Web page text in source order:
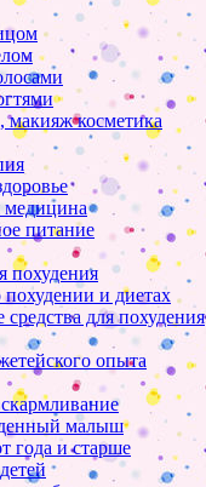
макияж косметика
медицина
питание
похудения
и диетах
для похудения
опыта
малыш
года и старше